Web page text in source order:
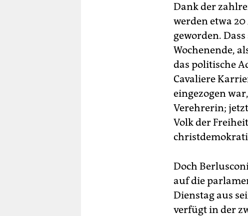
Dank der
werden etwa
geworden.
Wochenende,
das politische
Cavaliere
eingezogen
Verehrerin;
Volk der
Doch
auf die
Dienstag aus
verfügt in der